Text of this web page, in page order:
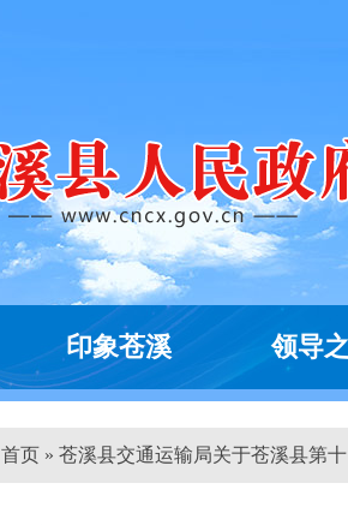
印象苍溪 领导
首页 » 苍溪县交通运输局关于苍溪县第